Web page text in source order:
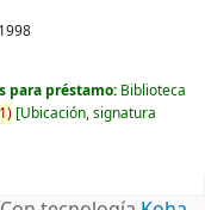
1998
para préstamo: Biblioteca
1) Ubicación, signatura